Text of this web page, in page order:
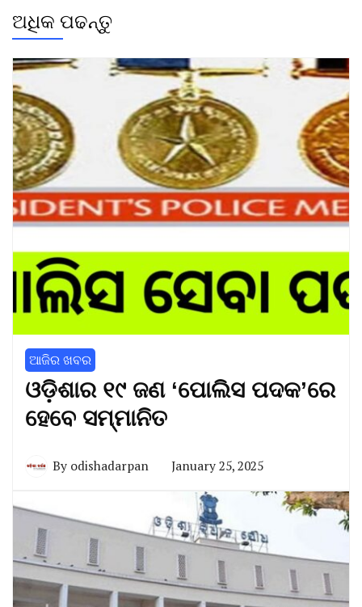
ଅଧିକ ପଢନ୍ତୁ
ଆଜିର ଖବର
ଓଡ଼ିଶାର ୧୯ ଜଣ ‘ପୋଲିସ ପଦକ’ରେ
ହେବେ ସମ୍ମାନିତ
By odishadarpan January 25, 2025